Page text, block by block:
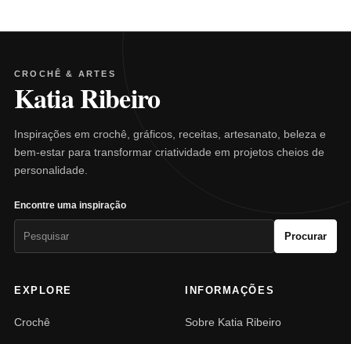
CROCHÊ & ARTES
Katia Ribeiro
Inspirações em crochê, gráficos, receitas, artesanato, beleza e
bem-estar para transformar criatividade em projetos cheios de
personalidade.
Encontre uma inspiração
Procurar
EXPLORE
Crochê
INFORMAÇÕES
Sobre Katia Ribeiro